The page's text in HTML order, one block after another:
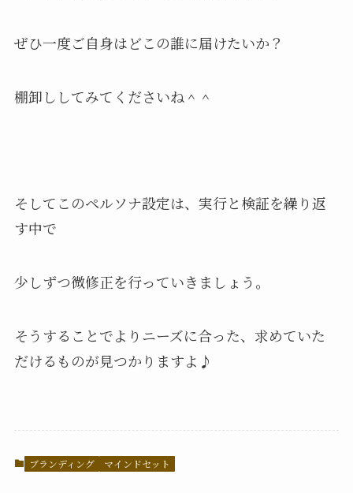
ぜひ一度ご自身はどこの誰に届けたいか？
棚卸ししてみてくださいね＾＾
そしてこのペルソナ設定は、実行と検証を繰り返
す中で
少しずつ微修正を行っていきましょう。
そうすることでよりニーズに合った、求めていた
だけるものが見つかりますよ♪
ブランディング マインドセット